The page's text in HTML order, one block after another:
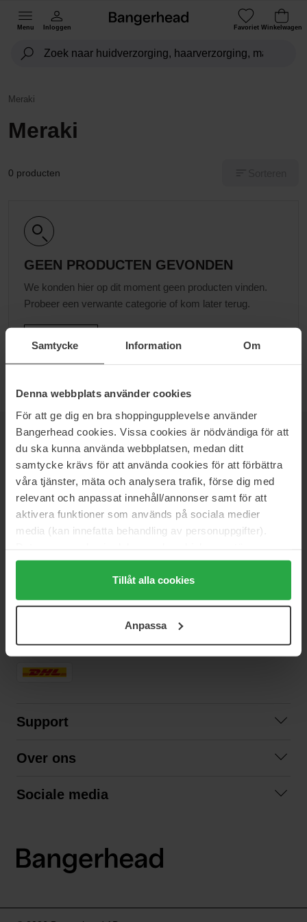
Samtycke Information Om
Denna webbplats använder cookies
För att ge dig en bra shoppingupplevelse använder
Bangerhead cookies. Vissa cookies är nödvändiga för att
du ska kunna använda webbplatsen, medan ditt
samtycke krävs för att använda cookies för att förbättra
våra tjänster, mäta och analysera trafik, förse dig med
relevant och anpassat innehåll/annonser samt för att
aktivera funktioner som används på sociala medier
media (kan innefatta behandling av personuppgifter).
Genom att trycka på "Tillåt alla cookies" accepterar du
alla cookies, medan du under "Detaljer" kan anpassa
användningen av cookies. Du kan när som helst återkalla
samt vår Integritetspolicy.
Tillåt alla cookies
Anpassa
Menu Inloggen Favoriet Winkelwagen
Meraki
Meraki
0 producten
GEEN PRODUCTEN GEVONDEN
We konden hier op dit moment geen producten vinden.
Probeer een verwante categorie of kom later terug.
NIEUWSBRIEF
WEES ALS EERSTE OP DE HOOGTE
Wil je het beste beauty-nieuws direct in je inbox ontvangen?
aanbiedingen!
SNELLE LEVERING
Support
Algemene voorwaarden
Over ons
Sociale media
LinkedIn